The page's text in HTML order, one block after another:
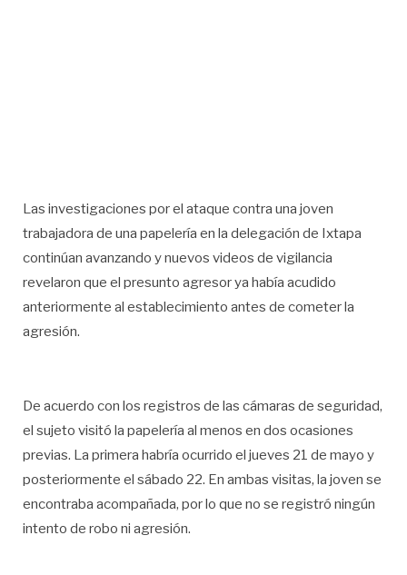
Las investigaciones por el ataque contra una joven
trabajadora de una papelería en la delegación de Ixtapa
continúan avanzando y nuevos videos de vigilancia
revelaron que el presunto agresor ya había acudido
anteriormente al establecimiento antes de cometer la
agresión.
De acuerdo con los registros de las cámaras de seguridad,
el sujeto visitó la papelería al menos en dos ocasiones
previas. La primera habría ocurrido el jueves 21 de mayo y
posteriormente el sábado 22. En ambas visitas, la joven se
encontraba acompañada, por lo que no se registró ningún
intento de robo ni agresión.